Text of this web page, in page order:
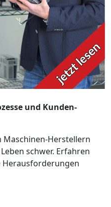
und Kunden-
Maschinen-Herstellern
schwer. Erfahren
Herausforderungen